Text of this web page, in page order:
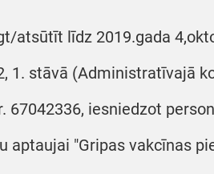
atsūtīt līdz 2019.gada
1. stāvā (Administratīvajā
67042336, iesniedzot
aptaujai "Gripas vakcīnas